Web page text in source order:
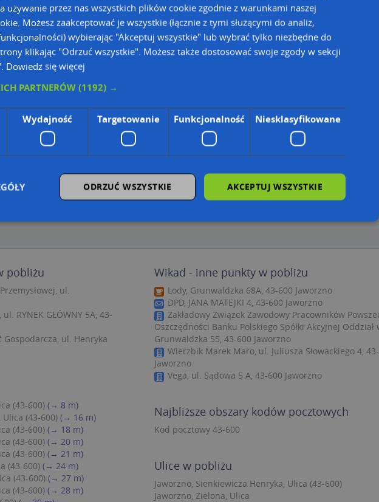
Danych Osobowych Administratorem (RODO), administratorem danych jest AutoMapa sp. z o.o. (Operator) z siedzibą
firm i na mapach (art. 6 ust. 1 lit. f RODO)
operatora (art. 6 ust. 1 lit. f RODO)
z firmowych stron www oraz od podmiotów zewnętrznych.
pobliżu
ul.
RYNEK GŁÓWNY 5A, 43-
Gospodarcza, ul. Henryka
(43-600) (→ 8 m)
(43-600) (→ 16 m)
(43-600) (→ 18 m)
(43-600) (→ 20 m)
(43-600) (→ 21 m)
(43-600) (→ 24 m)
(43-600) (→ 27 m)
(43-600) (→ 28 m)
Wikad - inne punkty w pobliżu
Lody, Grunwaldzka 68A, 43-600 Jaworzno
DPD, JANA MATEJKI 4, 43-600 Jaworzno
Zakładowy Związek Zawodowy Pracowników
Oszczędności Banku Polskiego Spółki Akcyjnej Oddział
Grunwaldzka 55, 43-600 Jaworzno
Wierzbik Marek Maro, ul. Juliusza Słowackiego 4,
Jaworzno
Vega, ul. Sądowa 5 A, 43-600 Jaworzno
Najbliższe obszary kodów pocztowych
Kod pocztowy 43-600
Ulice w pobliżu
Jaworzno, Sienkiewicza Henryka, Ulica (43-600)
Jaworzno, Zielona, Ulica
używanie przez nas wszystkich plików cookie zgodnie z warunkami naszej
Możesz zaakceptować je wszystkie (łącznie z tymi służącymi do analiz,
wybierając "Akceptuj wszystkie" lub wybrać tylko niezbędne do
klikając "Odrzuć wszystkie". Możesz także dostosować swoje zgody w sekcji
Dowiedz się więcej
PARTNERÓW(1192) →
Wydajność Targetowanie Funkcjonalność Niesklasyfikowane
AKCEPTUJ WSZYSTKIE
ODRZUĆ WSZYSTKIE
Wydajność Targetowanie Funkcjonalność Niesklasyfikowane
umożliwiają korzystanie z podstawowych funkcji strony internetowej, takich jak logowanie użytkownika i
niezbędnych plików cookie nie można prawidłowo korzystać ze strony internetowej.
Provider /
Opis
CookieScript
1 rok 1 miesiąc
Ten plik cookie jest używany przez usługę Cookie-Script.com
do zapamiętywania preferencji dotyczących zgody
użytkownika na pliki cookie. Jest to konieczne, aby baner
cookie Cookie-Script.com działał poprawnie.
.www.targeo.pl
Provider
Domena
Okres
przechowywania
.targeo.pl 1 rok 1 miesiąc
utrzymywania stanu sesji.
/
Okres
przechowywania
1 rok 3 tygodnie
Ten plik cookie jest powszechnie używany przez firmę Microsoft jako
unikalny identyfikator użytkownika. Można to ustawić za pomocą